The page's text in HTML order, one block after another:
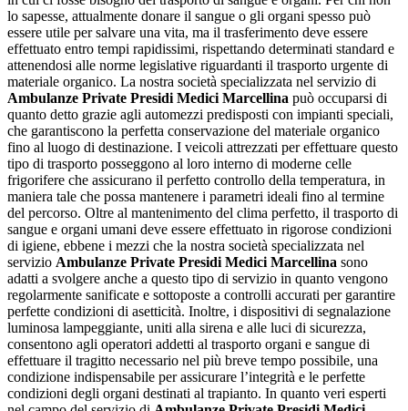
lo sapesse, attualmente donare il sangue o gli organi spesso può
essere utile per salvare una vita, ma il trasferimento deve essere
effettuato entro tempi rapidissimi, rispettando determinati standard e
attenendosi alle norme legislative riguardanti il trasporto urgente di
materiale organico. La nostra società specializzata nel servizio di
Ambulanze Private Presidi Medici Marcellina può occuparsi di
quanto detto grazie agli automezzi predisposti con impianti speciali,
che garantiscono la perfetta conservazione del materiale organico
fino al luogo di destinazione. I veicoli attrezzati per effettuare questo
tipo di trasporto posseggono al loro interno di moderne celle
frigorifere che assicurano il perfetto controllo della temperatura, in
maniera tale che possa mantenere i parametri ideali fino al termine
del percorso. Oltre al mantenimento del clima perfetto, il trasporto di
sangue e organi umani deve essere effettuato in rigorose condizioni
di igiene, ebbene i mezzi che la nostra società specializzata nel
servizio Ambulanze Private Presidi Medici Marcellina sono
adatti a svolgere anche a questo tipo di servizio in quanto vengono
regolarmente sanificate e sottoposte a controlli accurati per garantire
perfette condizioni di asetticità. Inoltre, i dispositivi di segnalazione
luminosa lampeggiante, uniti alla sirena e alle luci di sicurezza,
consentono agli operatori addetti al trasporto organi e sangue di
effettuare il tragitto necessario nel più breve tempo possibile, una
condizione indispensabile per assicurare l’integrità e le perfette
condizioni degli organi destinati al trapianto. In quanto veri esperti